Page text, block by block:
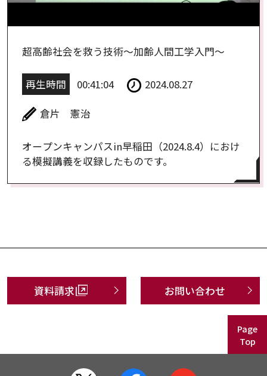
超高齢社会を救う技術〜加齢人間工学入門〜
再生時間 00:41:04 2024.08.27
倉片 憲治
オープンキャンパスin早稲田（2024.8.4）におけ
る模擬講義を収録したものです。
資料請求 お問い合わせ
Page
Top